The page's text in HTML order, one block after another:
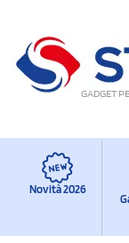
GADGET
Novità 2026